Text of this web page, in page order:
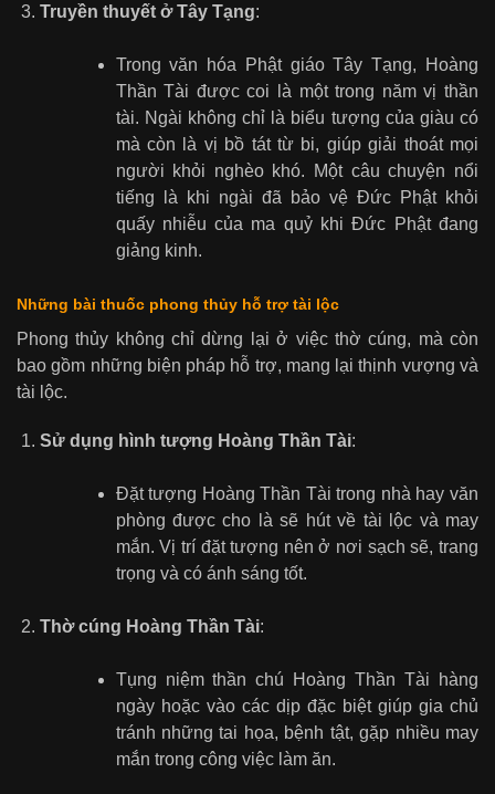
Truyền thuyết ở Tây Tạng:
Trong văn hóa Phật giáo Tây Tạng, Hoàng
Thần Tài được coi là một trong năm vị thần
tài. Ngài không chỉ là biểu tượng của giàu có
mà còn là vị bồ tát từ bi, giúp giải thoát mọi
người khỏi nghèo khó. Một câu chuyện nổi
tiếng là khi ngài đã bảo vệ Đức Phật khỏi
quấy nhiễu của ma quỷ khi Đức Phật đang
giảng kinh.
Những bài thuốc phong thủy hỗ trợ tài lộc
Phong thủy không chỉ dừng lại ở việc thờ cúng, mà còn
bao gồm những biện pháp hỗ trợ, mang lại thịnh vượng và
tài lộc.
Sử dụng hình tượng Hoàng Thần Tài:
Đặt tượng Hoàng Thần Tài trong nhà hay văn
phòng được cho là sẽ hút về tài lộc và may
mắn. Vị trí đặt tượng nên ở nơi sạch sẽ, trang
trọng và có ánh sáng tốt.
Thờ cúng Hoàng Thần Tài:
Tụng niệm thần chú Hoàng Thần Tài hàng
ngày hoặc vào các dịp đặc biệt giúp gia chủ
tránh những tai họa, bệnh tật, gặp nhiều may
mắn trong công việc làm ăn.